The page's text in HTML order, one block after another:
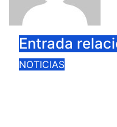
Entrada
NOTICIAS